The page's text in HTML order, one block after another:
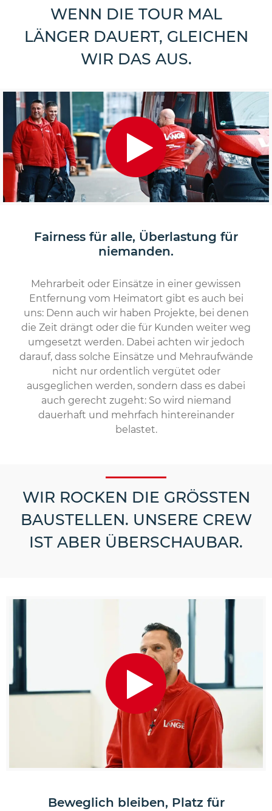
WENN DIE TOUR MAL
LÄNGER DAUERT, GLEICHEN
WIR DAS AUS.
Fairness für alle, Überlastung für
niemanden.
Mehrarbeit oder Einsätze in einer gewissen
Entfernung vom Heimatort gibt es auch bei
uns: Denn auch wir haben Projekte, bei denen
die Zeit drängt oder die für Kunden weiter weg
umgesetzt werden. Dabei achten wir jedoch
darauf, dass solche Einsätze und Mehraufwände
nicht nur ordentlich vergütet oder
ausgeglichen werden, sondern dass es dabei
auch gerecht zugeht: So wird niemand
dauerhaft und mehrfach hintereinander
belastet.
WIR ROCKEN DIE GRÖSSTEN B
AUSTELLEN. UNSERE CREW I
ST ABER ÜBERSCHAUBAR.
Beweglich bleiben, Platz für